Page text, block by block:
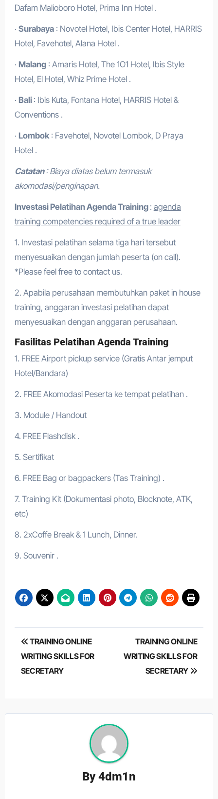
Dafam Malioboro Hotel, Prima Inn Hotel .
· Surabaya: Novotel Hotel, Ibis Center Hotel, HARRIS
Hotel, Favehotel, Alana Hotel .
· Malang: Amaris Hotel, The 1O1 Hotel, Ibis Style
Hotel, El Hotel, Whiz Prime Hotel .
· Bali : Ibis Kuta, Fontana Hotel, HARRIS Hotel &
Conventions .
· Lombok: Favehotel, Novotel Lombok, D Praya
Hotel .
Catatan: Biaya diatas belum termasuk
akomodasi/penginapan.
Investasi Pelatihan Agenda Training : agenda
training competencies required of a true leader
1. Investasi pelatihan selama tiga hari tersebut
menyesuaikan dengan jumlah peserta (on call).
*Please feel free to contact us.
2. Apabila perusahaan membutuhkan paket in house
training, anggaran investasi pelatihan dapat
menyesuaikan dengan anggaran perusahaan.
Fasilitas Pelatihan Agenda Training
1. FREE Airport pickup service (Gratis Antar jemput
Hotel/Bandara)
2. FREE Akomodasi Peserta ke tempat pelatihan .
3. Module / Handout
4. FREE Flashdisk .
5. Sertifikat
6. FREE Bag or bagpackers (Tas Training) .
7. Training Kit (Dokumentasi photo, Blocknote, ATK,
etc)
8. 2xCoffe Break & 1 Lunch, Dinner.
9. Souvenir .
Post
navigation
TRAINING ONLINE
WRITING SKILLS FOR
SECRETARY
TRAINING ONLINE
WRITING SKILLS FOR
SECRETARY
By4dm1n